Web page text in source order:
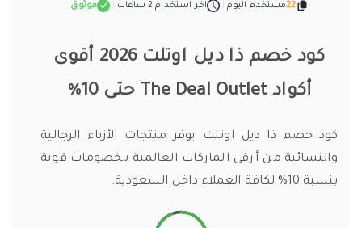
22مستخدم اليوم اخر استخدام 2 ساعات موثوق
كود خصم ذا ديل اوتلت 2026 أقوى
أكواد The Deal Outlet حتى 10%
كود خصم ذا ديل اوتلت يوفر منتجات الأزياء الرجالية
والنسائية من أرقى الماركات العالمية بخصومات قوية
بنسبة 10% لكافة العملاء داخل السعودية.